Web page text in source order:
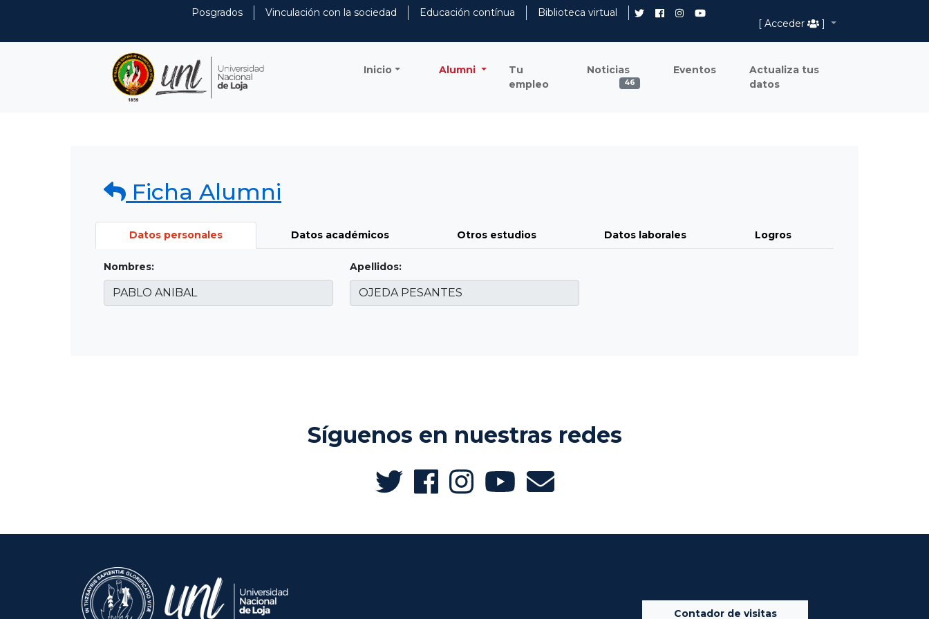
Posgrados Vinculación con la sociedad Educación contínua
Biblioteca virtual
[ Acceder
]
Inicio Alumni
Tu
empleo
Noticias
46
Eventos
Actualiza tus
datos
Ficha Alumni
Datos personales Datos académicos Otros estudios Datos laborales Logros
Nombres: Apellidos:
Síguenos en nuestras redes
Contador de visitas